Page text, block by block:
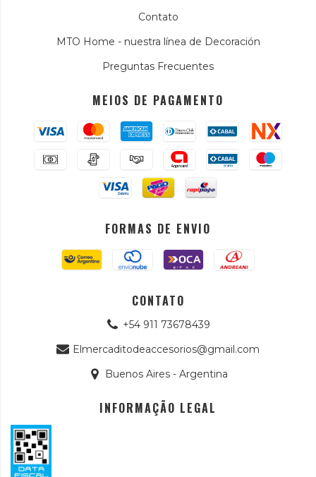
Contato
MTO Home - nuestra línea de Decoración
Preguntas Frecuentes
MEIOS DE PAGAMENTO
FORMAS DE ENVIO
CONTATO
+54 911 73678439
Elmercaditodeaccesorios@gmail.com
Buenos Aires - Argentina
INFORMAÇÃO LEGAL